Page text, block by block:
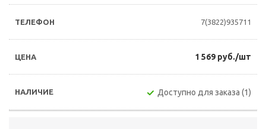
7(3822)935711
1 569 руб./шт
Доступно для заказа (1)